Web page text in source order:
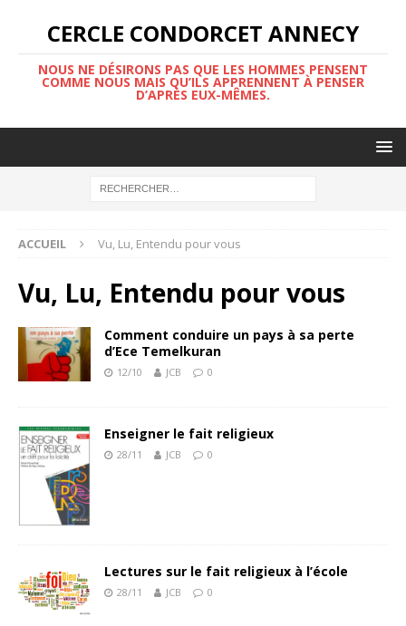
CERCLE CONDORCET ANNECY
NOUS NE DÉSIRONS PAS QUE LES HOMMES PENSENT
COMME NOUS MAIS QU’ILS APPRENNENT À PENSER
D’APRÈS EUX-MÊMES.
ACCUEIL Vu, Lu, Entendu pour vous
Vu, Lu, Entendu pour vous
Comment conduire un pays à sa perte
d’Ece Temelkuran
12/10 JCB 0
Enseigner le fait religieux
28/11 JCB 0
Lectures sur le fait religieux à l’école
28/11 JCB 0